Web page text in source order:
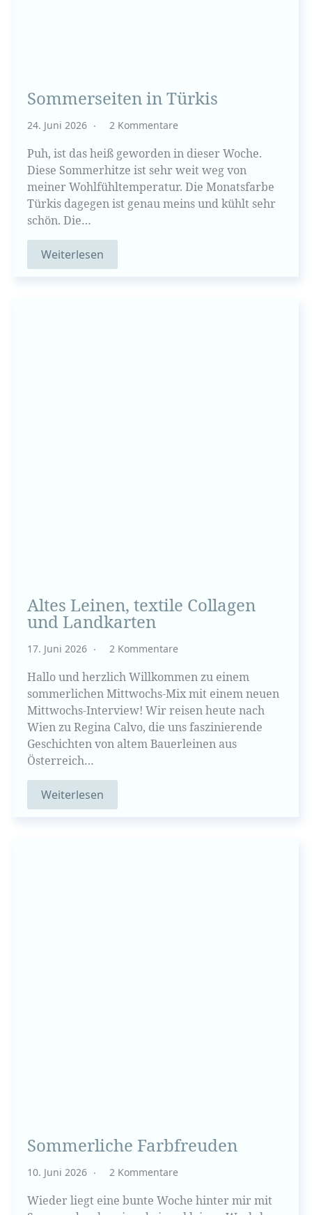
Sommerseiten in Türkis
24. Juni 2026 2 Kommentare
Puh, ist das heiß geworden in dieser Woche.
Diese Sommerhitze ist sehr weit weg von
meiner Wohlfühltemperatur. Die Monatsfarbe
Türkis dagegen ist genau meins und kühlt sehr
schön. Die…
Weiterlesen
Altes Leinen, textile Collagen
und Landkarten
17. Juni 2026 2 Kommentare
Hallo und herzlich Willkommen zu einem
sommerlichen Mittwochs-Mix mit einem neuen
Mittwochs-Interview! Wir reisen heute nach
Wien zu Regina Calvo, die uns faszinierende
Geschichten von altem Bauerleinen aus
Österreich…
Weiterlesen
Sommerliche Farbfreuden
10. Juni 2026 2 Kommentare
Wieder liegt eine bunte Woche hinter mir mit